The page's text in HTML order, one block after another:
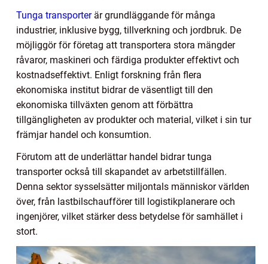
Tunga transporterär grundläggande för många
industrier, inklusive bygg, tillverkning och jordbruk. De
möjliggör för företag att transportera stora mängder
råvaror, maskineri och färdiga produkter effektivt och
kostnadseffektivt. Enligt forskning från flera
ekonomiska institut bidrar de väsentligt till den
ekonomiska tillväxten genom att förbättra
tillgängligheten av produkter och material, vilket i sin tur
främjar handel och konsumtion.
Förutom att de underlättar handel bidrar tunga
transporter också till skapandet av arbetstillfällen.
Denna sektor sysselsätter miljontals människor världen
över, från lastbilschaufförer till logistikplanerare och
ingenjörer, vilket stärker dess betydelse för samhället i
stort.